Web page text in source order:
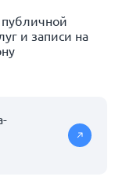
и записи на